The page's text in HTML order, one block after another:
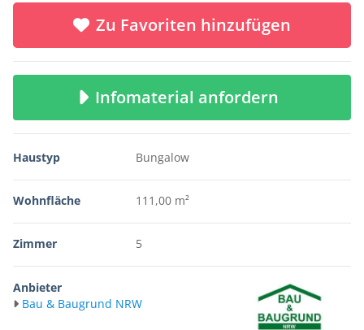
Zu Favoriten hinzufügen
Infomaterial anfordern
Haustyp Bungalow
Wohnfläche 111,00 m²
Zimmer 5
Anbieter
Bau & Baugrund NRW